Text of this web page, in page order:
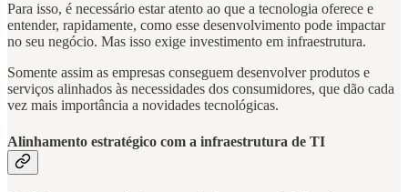
Para isso, é necessário estar atento ao que a tecnologia oferece e
entender, rapidamente, como esse desenvolvimento pode impactar
no seu negócio. Mas isso exige investimento em infraestrutura.
Somente assim as empresas conseguem desenvolver produtos e
serviços alinhados às necessidades dos consumidores, que dão cada
vez mais importância a novidades tecnológicas.
Alinhamento estratégico com a infraestrutura de TI